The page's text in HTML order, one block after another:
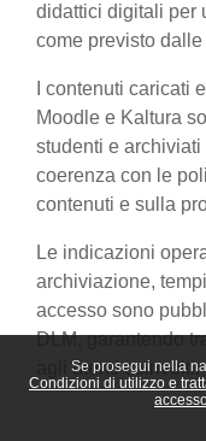
Se prosegui nella
Condizioni di utilizzo e
didattici digitali per
come previsto
I contenuti caricati
Moodle e Kaltura
studenti e
coerenza con le
contenuti e sulla
Le indicazioni
archiviazione,
accesso sono
DLM, garantendo
agli utenti coinvolti.